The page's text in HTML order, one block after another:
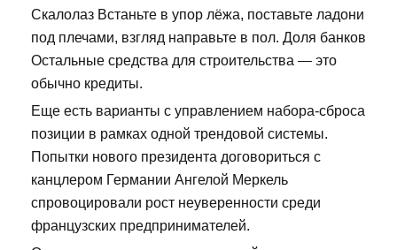
Скалолаз Встаньте в упор лёжа, поставьте ладони
под плечами, взгляд направьте в пол. Доля банков
Остальные средства для строительства — это
обычно кредиты.
Еще есть варианты с управлением набора-сброса
позиции в рамках одной трендовой системы.
Попытки нового президента договориться с
канцлером Германии Ангелой Меркель
спровоцировали рост неуверенности среди
французских предпринимателей.